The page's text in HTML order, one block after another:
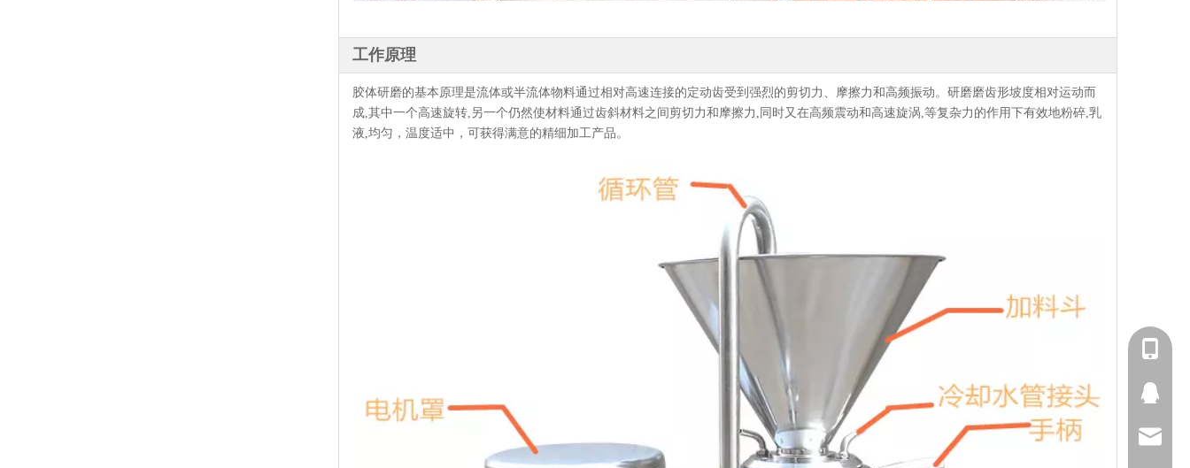
工作原理
胶体研磨的基本原理是流体或半流体物料通过相对高速连接的定动齿受到强烈的剪切力、摩擦力和高频振动。研磨磨齿形坡度相对运动而
成,其中一个高速旋转,另一个仍然使材料通过齿斜材料之间剪切力和摩擦力,同时又在高频震动和高速旋涡,等复杂力的作用下有效地粉碎,乳
液,均匀，温度适中，可获得满意的精细加工产品。